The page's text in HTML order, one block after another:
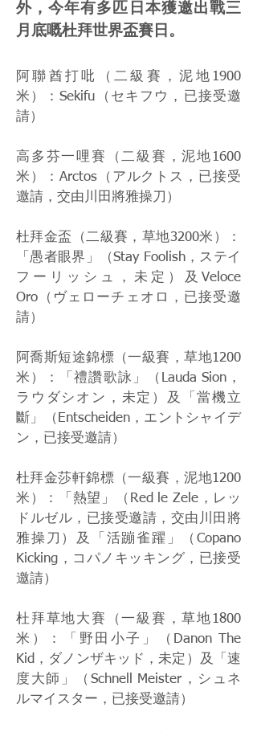
外，今年有多匹日本獲邀出戰三
月底嘅杜拜世界盃賽日。
阿聯酋打吡（二級賽，泥地1900
米）：Sekifu（セキフウ，已接受邀
請）
高多芬一哩賽（二級賽，泥地1600
米）：Arctos（アルクトス，已接受
邀請，交由川田將雅操刀）
杜拜金盃（二級賽，草地3200米）：
「愚者眼界」（Stay Foolish，ステイ
フーリッシュ，未定）及Veloce
Oro（ヴェローチェオロ，已接受邀
請）
阿喬斯短途錦標（一級賽，草地1200
米）：「禮讚歌詠」（Lauda Sion，
ラウダシオン，未定）及「當機立
斷」（Entscheiden，エントシャイデ
ン，已接受邀請）
杜拜金莎軒錦標（一級賽，泥地1200
米）：「熱望」（Red le Zele，レッ
ドルゼル，已接受邀請，交由川田將
雅操刀）及「活蹦雀躍」（Copano
Kicking，コパノキッキング，已接受
邀請）
杜拜草地大賽（一級賽，草地1800
米）：「野田小子」（Danon The
Kid，ダノンザキッド，未定）及「速
度大師」（Schnell Meister，シュネ
ルマイスター，已接受邀請）